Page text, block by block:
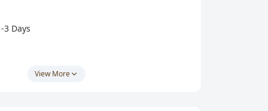
3 Days
View More